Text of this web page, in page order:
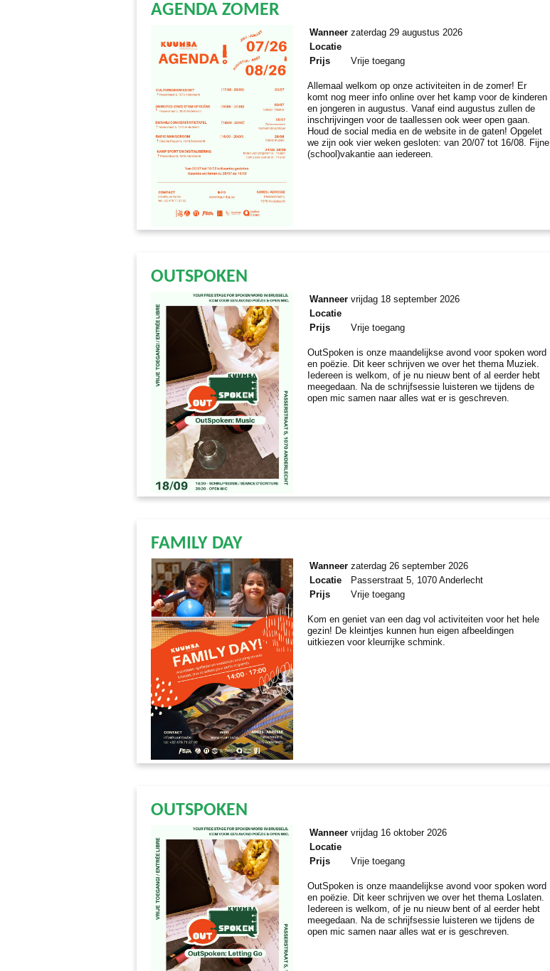
AGENDA ZOMER
Wanneer zaterdag 29 augustus 2026
Locatie
Prijs
Vrije toegang
Allemaal welkom op onze activiteiten in de zomer! Er
komt nog meer info online over het kamp voor de kinderen
en jongeren in augustus. Vanaf eind augustus zullen de
inschrijvingen voor de taallessen ook weer open gaan.
Houd de social media en de website in de gaten! Opgelet
we zijn ook vier weken gesloten: van 20/07 tot 16/08. Fijne
(school)vakantie aan iedereen.
OUTSPOKEN
Wanneer vrijdag 18 september 2026
Locatie
Prijs
Vrije toegang
OutSpoken is onze maandelijkse avond voor spoken word
en poëzie. Dit keer schrijven we over het thema Muziek.
Iedereen is welkom, of je nu nieuw bent of al eerder hebt
meegedaan. Na de schrijfsessie luisteren we tijdens de
open mic samen naar alles wat er is geschreven.
FAMILY DAY
Wanneer zaterdag 26 september 2026
Locatie
Passerstraat 5, 1070 Anderlecht
Prijs
Vrije toegang
Kom en geniet van een dag vol activiteiten voor het hele
gezin! De kleintjes kunnen hun eigen afbeeldingen
uitkiezen voor kleurrijke schmink.
OUTSPOKEN
Wanneer vrijdag 16 oktober 2026
Locatie
Prijs
Vrije toegang
OutSpoken is onze maandelijkse avond voor spoken word
en poëzie. Dit keer schrijven we over het thema Loslaten.
Iedereen is welkom, of je nu nieuw bent of al eerder hebt
meegedaan. Na de schrijfsessie luisteren we tijdens de
open mic samen naar alles wat er is geschreven.